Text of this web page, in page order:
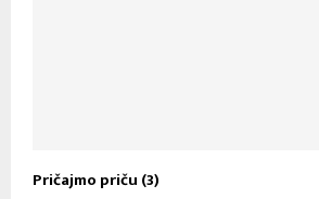
Pričajmo priču (3)